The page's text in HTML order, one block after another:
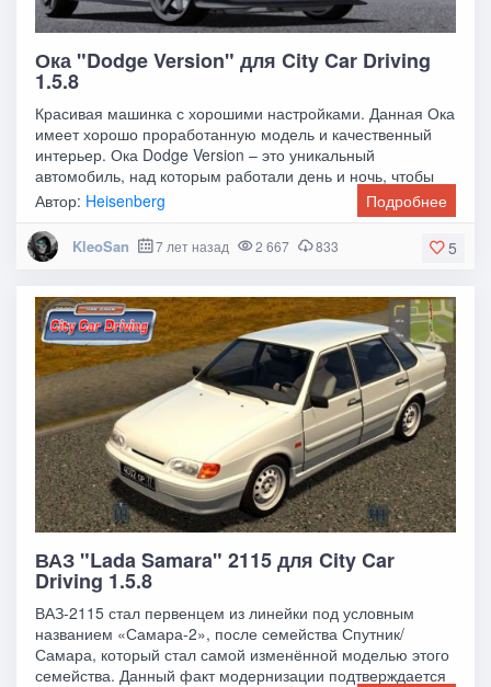
Ока "Dodge Version" для City Car Driving
1.5.8
Красивая машинка с хорошими настройками. Данная Ока
имеет хорошо проработанную модель и качественный
интерьер. Ока Dodge Version – это уникальный
автомобиль, над которым работали день и ночь, чтобы
Автор: Heisenberg Подробнее
5
KleoSan 7 лет назад 2 667 833
ВАЗ "Lada Samara" 2115 для City Car
Driving 1.5.8
ВАЗ-2115 стал первенцем из линейки под условным
названием «Самара-2», после семейства Спутник/
Самара, который стал самой изменённой моделью этого
семейства. Данный факт модернизации подтверждается